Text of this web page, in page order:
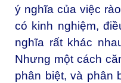
ý nghĩa của việc
có kinh nghiệm,
nghĩa rất khác
Nhưng một cách
phân biệt, và phân